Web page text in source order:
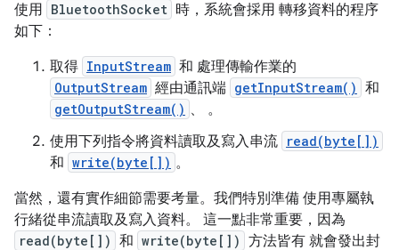
使用 BluetoothSocket 時，系統會採用 轉移資料的程序
如下：
取得 InputStream 和 處理傳輸作業的
OutputStream 經由通訊端 getInputStream() 和
getOutputStream() 、 。
使用下列指令將資料讀取及寫入串流 read(byte[])
和 write(byte[]) 。
當然，還有實作細節需要考量。我們特別準備 使用專屬執
行緒從串流讀取及寫入資料。 這一點非常重要，因為
read(byte[]) 和 write(byte[]) 方法皆有 就會發出封